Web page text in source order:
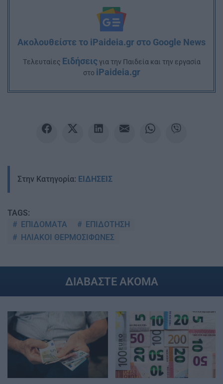
Ακολουθείστε το iPaideia.gr στο Google News
Tελευταίες Ειδήσειςγια την Παιδεία και την εργασία
στο iPaideia.gr
Στην Κατηγορία: ΕΙΔΗΣΕΙΣ
TAGS:
ΕΠΙΔΟΜΑΤΑ
ΕΠΙΔΟΤΗΣΗ
ΗΛΙΑΚΟΙ ΘΕΡΜΟΣΙΦΩΝΕΣ
ΔΙΑΒΑΣΤΕ ΑΚΟΜΑ